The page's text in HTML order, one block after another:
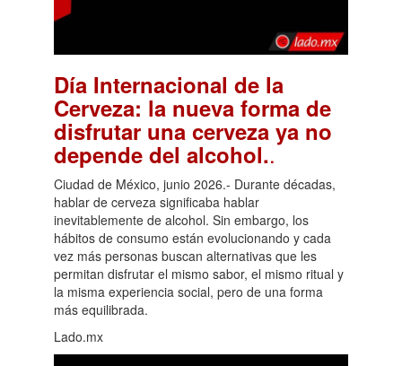
Día Internacional de la
Cerveza: la nueva forma de
disfrutar una cerveza ya no
depende del alcohol..
Ciudad de México, junio 2026.- Durante décadas,
hablar de cerveza significaba hablar
inevitablemente de alcohol. Sin embargo, los
hábitos de consumo están evolucionando y cada
vez más personas buscan alternativas que les
permitan disfrutar el mismo sabor, el mismo ritual y
la misma experiencia social, pero de una forma
más equilibrada.
Lado.mx